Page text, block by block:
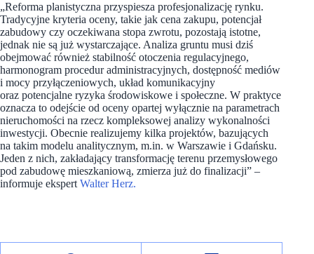
„Reforma planistyczna przyspiesza profesjonalizację rynku.
Tradycyjne kryteria oceny, takie jak cena zakupu, potencjał
zabudowy czy oczekiwana stopa zwrotu, pozostają istotne,
jednak nie są już wystarczające. Analiza gruntu musi dziś
obejmować również stabilność otoczenia regulacyjnego,
harmonogram procedur administracyjnych, dostępność mediów
i mocy przyłączeniowych, układ komunikacyjny
oraz potencjalne ryzyka środowiskowe i społeczne. W praktyce
oznacza to odejście od oceny opartej wyłącznie na parametrach
nieruchomości na rzecz kompleksowej analizy wykonalności
inwestycji. Obecnie realizujemy kilka projektów, bazujących
na takim modelu analitycznym, m.in. w Warszawie i Gdańsku.
Jeden z nich, zakładający transformację terenu przemysłowego
pod zabudowę mieszkaniową, zmierza już do finalizacji” –
informuje ekspert Walter Herz.